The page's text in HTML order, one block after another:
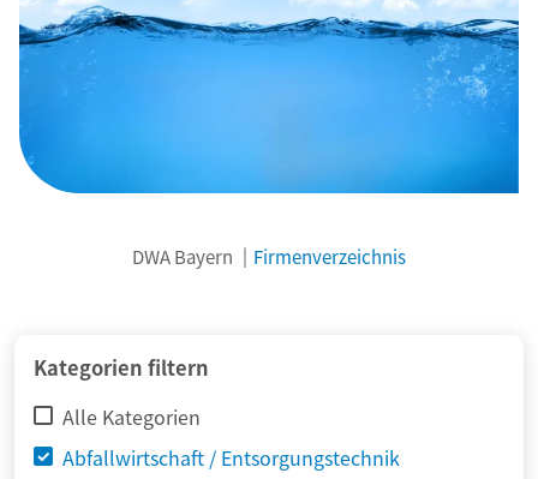
DWA Bayern Firmenverzeichnis
Kategorien filtern
Alle Kategorien
Abfallwirtschaft / Entsorgungstechnik